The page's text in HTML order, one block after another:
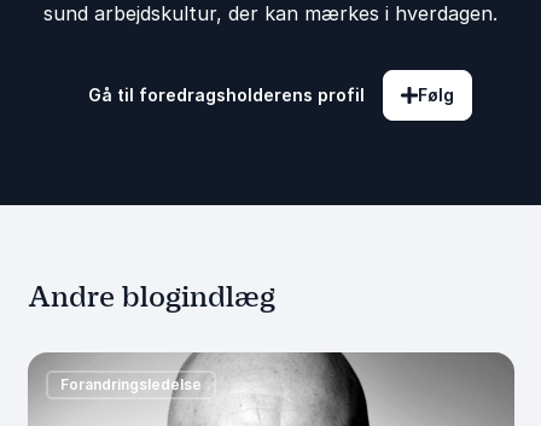
sund arbejdskultur, der kan mærkes i hverdagen.
Gå til foredragsholderens profil Følg
Andre blogindlæg
Forandringsledelse